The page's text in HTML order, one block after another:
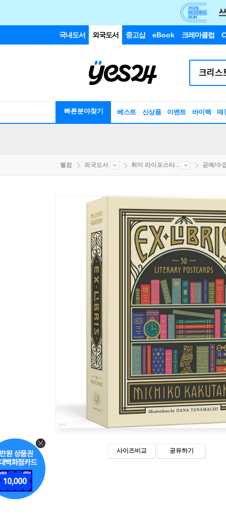
국내도서 외국도서 중고샵 eBook 크레마클럽
빠른분야찾기 베스트 신상품 이벤트 바이백 매
웰컴 외국도서 취미 라이프스타... 공예/수
사이즈비교 공유하기